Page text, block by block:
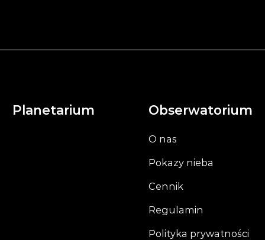
Planetarium Obserwatorium
O nas
Pokazy nieba
Cennik
Regulamin
Polityka prywatności